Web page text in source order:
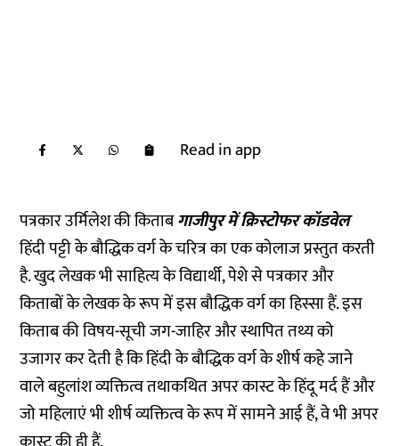
Read in app
पत्रकार उर्मिलेश की किताबगाजीपुर में क्रिस्टोफर कॉडवेल
हिंदी पट्टी के बौद्धिक वर्ग के चरित्र का एक कोलाज प्रस्तुत करती
है. खुद लेखक भी साहित्य के विद्यार्थी, पेशे से पत्रकार और
किताबों के लेखक के रूप में इस बौद्धिक वर्ग का हिस्सा हैं. इस
किताब की विषय-सूची जग-जाहिर और स्थापित तथ्य को
उजागर कर देती है कि हिंदी के बौद्धिक वर्ग के शीर्ष कहे जाने
वाले बहुलांश व्यक्तित्व तथाकथित अपर कास्ट के हिंदू मर्द हैं और
जो महिलाएं भी शीर्ष व्यक्तित्व के रूप में सामने आई हैं, वे भी अपर